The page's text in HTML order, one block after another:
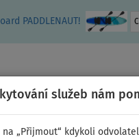
PADDLENAUT!
služeb nám
na „Přijmout“ kdykoli